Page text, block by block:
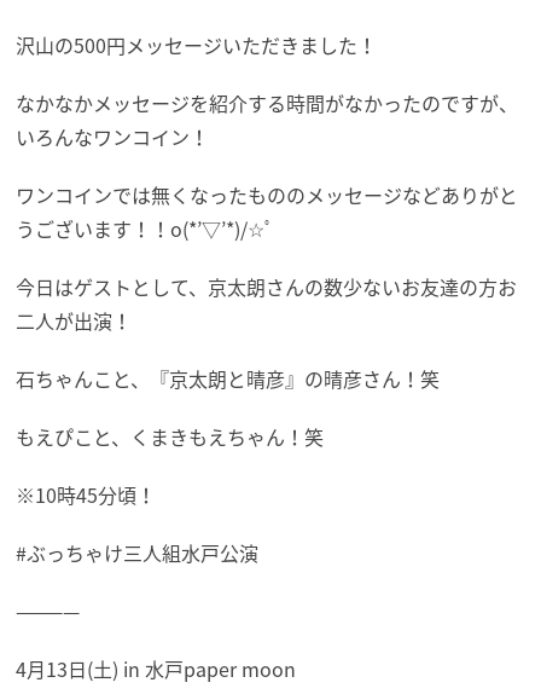
沢山の500円メッセージいただきました！
なかなかメッセージを紹介する時間がなかったのですが、
いろんなワンコイン！
ワンコインでは無くなったもののメッセージなどありがと
うございます！！o(*’▽’*)/☆ﾟ
今日はゲストとして、京太朗さんの数少ないお友達の方お
二人が出演！
石ちゃんこと、『京太朗と晴彦』の晴彦さん！笑
もえぴこと、くまきもえちゃん！笑
※10時45分頃！
#ぶっちゃけ三人組水戸公演
————
4月13日(土) in 水戸paper moon